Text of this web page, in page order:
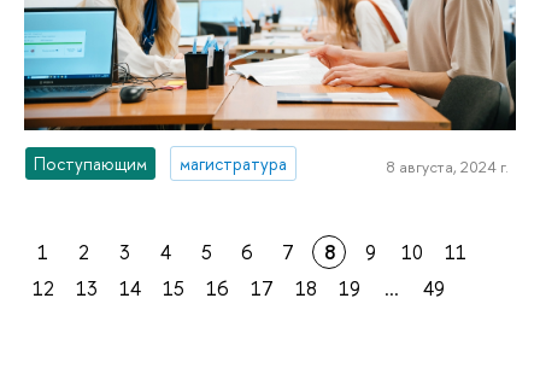
Поступающим магистратура 8 августа, 2024 г.
1 2 3 4 5 6 7 8 9 10
11
12
13 14 15 16 17 18 19 ... 49